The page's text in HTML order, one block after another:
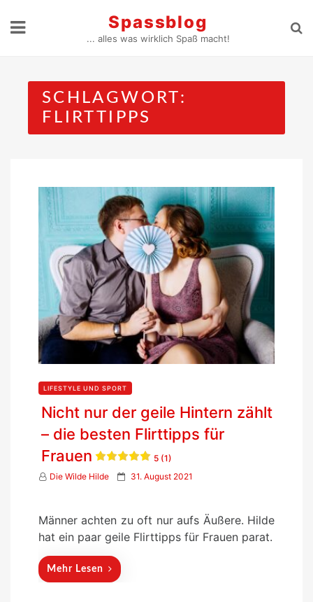
Spassblog
... alles was wirklich Spaß macht!
SCHLAGWORT:
FLIRTTIPPS
LIFESTYLE UND SPORT
Nicht nur der geile Hintern zählt
– die besten Flirttipps für
Frauen
5 (1)
Die Wilde Hilde
P
t
e
31. August 2021
Männer achten zu oft nur aufs Äußere. Hilde
hat ein paar geile Flirttipps für Frauen parat.
Mehr Lesen